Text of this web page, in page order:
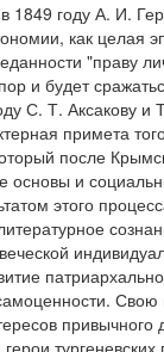
1849 году А. И.
как целая
"праву
и будет
С. Т. Аксакову и
примета
после
основы и
этого
привычного